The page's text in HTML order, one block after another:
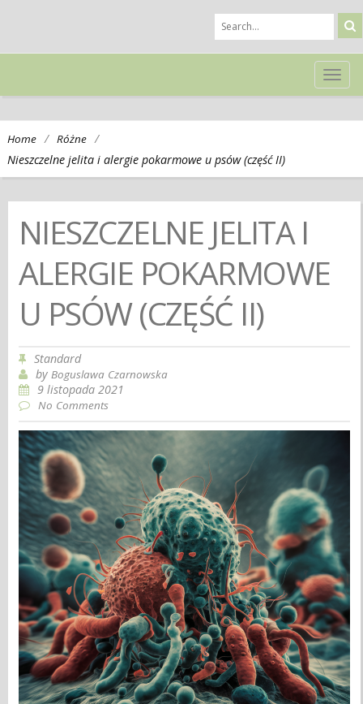
Home / Różne /
Nieszczelne jelita i alergie pokarmowe u psów (część II)
NIESZCZELNE JELITA I
ALERGIE POKARMOWE
U PSÓW (CZĘŚĆ II)
Standard
byBoguslawa Czarnowska
9 listopada 2021
No Comments